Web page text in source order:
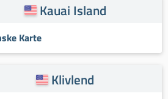
Kauai Island
Karte
Klivlend